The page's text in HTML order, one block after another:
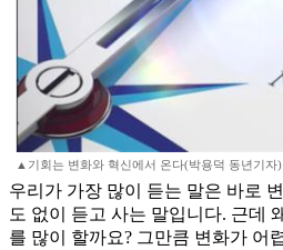
▲기회는 변화와 혁신에서 온다(박용덕 동년기자)
우리가 가장 많이 듣는 말은 바로
도 없이 듣고 사는 말입니다. 근데
를 많이 할까요? 그만큼 변화가 어